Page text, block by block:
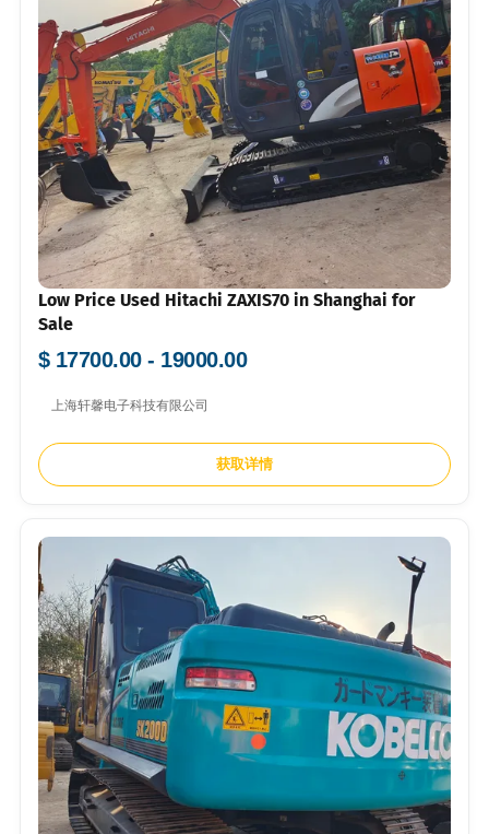
Low Price Used Hitachi ZAXIS70 in Shanghai for
Sale
$ 17700.00 - 19000.00
上海轩馨电子科技有限公司
获取详情